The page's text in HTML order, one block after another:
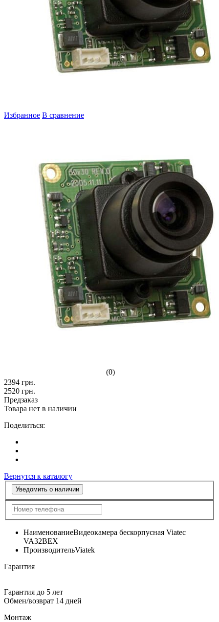
Избранное В сравнение
(0)
2394 грн.
2520 грн.
Предзаказ
Товара нет в наличии
Поделиться:
Вернутся к каталогу
Уведомить о наличии
НаименованиеВидеокамера бескорпусная Viatec
VA32BEX
ПроизводительViatek
Гарантия
Гарантия до 5 лет
Обмен/возврат 14 дней
Монтаж